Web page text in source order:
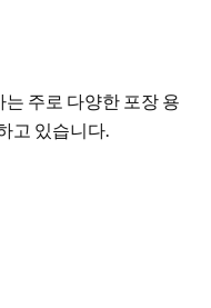
주로 다양한 포장 용
고 있습니다.